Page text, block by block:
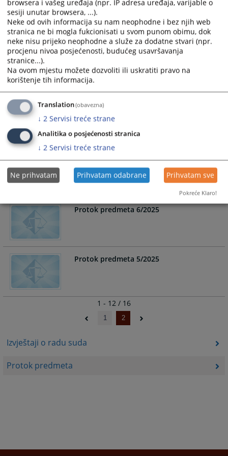
Izvještaji o radu suda
Protok predmeta
Protok predmeta 9/2025
Protok predmeta 7/2025
Protok predmeta za period
01.01.-30.06.2025.g.
Protok predmeta 6/2025
Protok predmeta 5/2025
1 - 12 / 16
1 2
browsera i vašeg uređaja (npr. IP adresa uređaja, varijable o
sesiji unutar browsera, ...).
Neke od ovih informacija su nam neophodne i bez njih web
stranica ne bi mogla fukcionisati u svom punom obimu, dok
neke nisu prijeko neophodne a služe za dodatne stvari (npr.
procjenu nivoa posjećenosti, budućeg usavršavanja
stranice...).
Na ovom mjestu možete dozvoliti ili uskratiti pravo na
korištenje tih informacija.
Translation(obavezna)
↓ 2 Servisi treće strane
Analitika o posjećenosti stranica
↓ 2 Servisi treće strane
Ne prihvatam Prihvatam odabrane Prihvatam sve
Pokreće Klaro!